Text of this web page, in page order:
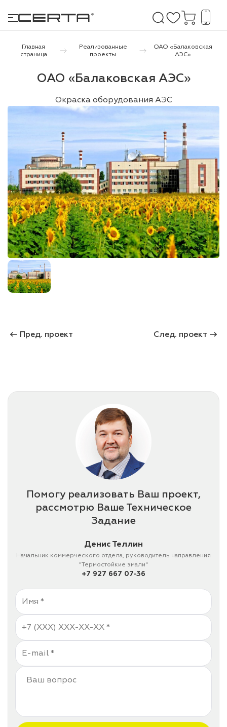
покрытия
и дачи
металлу
по
и эмали
Главная
страница
Реализованные
проекты
ОАО «Балаковская
АЭС»
ОАО «Балаковская АЭС»
Окраска оборудования АЭС
Пред. проект След. проект
Помогу реализовать Ваш проект,
рассмотрю Ваше Техническое
Задание
Денис Теллин
Начальник коммерческого отдела, руководитель направления
"Термостойкие эмали"
+7 927 667 07-36